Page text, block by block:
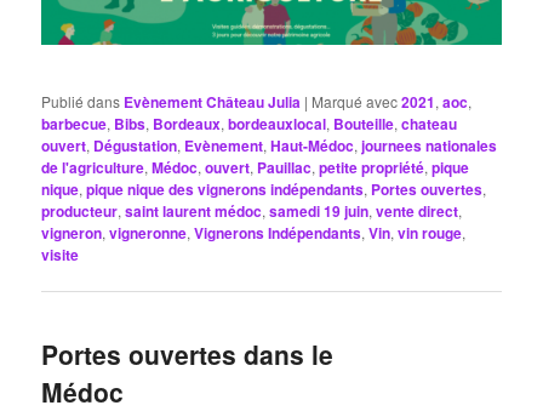
Publié dans Evènement Château Julia | Marqué avec2021,aoc,
barbecue, Bibs, Bordeaux,bordeauxlocal, Bouteille,chateau
ouvert, Dégustation, Evènement,Haut-Médoc,journees nationales
de l'agriculture,Médoc,ouvert, Pauillac,petite propriété,pique
nique,pique nique des vignerons indépendants, Portes ouvertes,
producteur,saint laurent médoc,samedi 19 juin,vente direct,
vigneron,vigneronne,Vignerons Indépendants,Vin,vin rouge,
visite
Portes ouvertes dans le
Médoc